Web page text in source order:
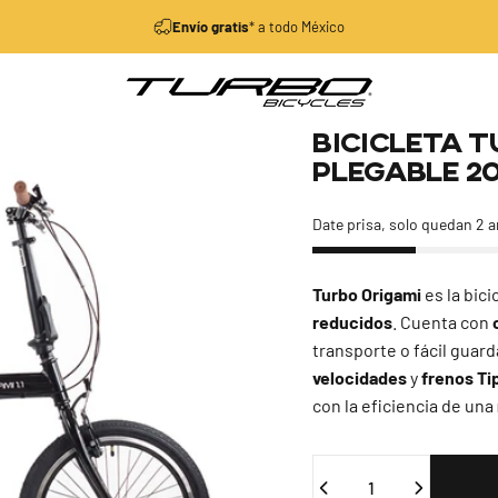
Envío gratis* a todo México
Turbo Bicycles
Bicicleta
Plegable
Date prisa, solo quedan 2
Turbo Origami es la
reducidos . Cuenta con
transporte o fácil
velocidadesyfrenos
con la eficiencia de una